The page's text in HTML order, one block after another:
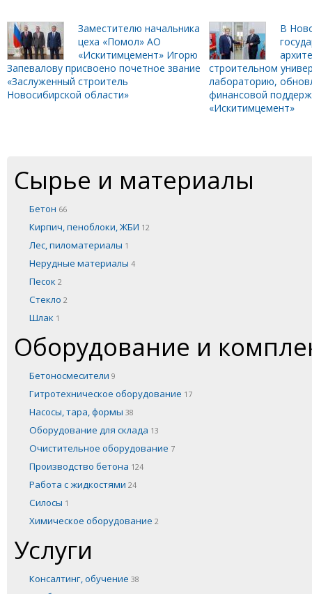
Заместителю начальника
цеха «Помол» АО
«Искитимцемент» Игорю
Запевалову присвоено почетное звание
«Заслуженный строитель
Новосибирской области»
В
строительном
лабораторию,
финансовой
«Искитимцемент»
Сырье и материалы
Бетон 66
Кирпич, пеноблоки, ЖБИ 12
Лес, пиломатериалы 1
Нерудные материалы 4
Песок 2
Стекло 2
Шлак 1
Оборудование и
Бетоносмесители 9
Гитротехническое оборудование 17
Насосы, тара, формы 38
Оборудование для склада 13
Очистительное оборудование 7
Производство бетона 124
Работа с жидкостями 24
Силосы 1
Химическое оборудование 2
Услуги
Консалтинг, обучение 38